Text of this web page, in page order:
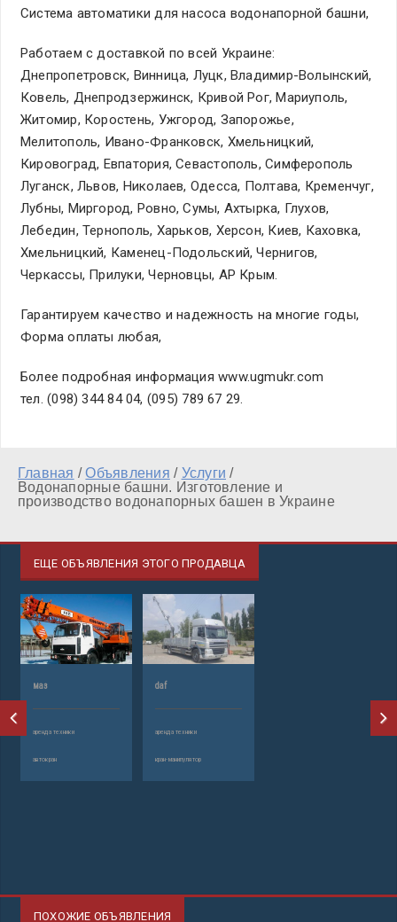
Система автоматики для насоса водонапорной башни,
Работаем с доставкой по всей Украине:
Днепропетровск, Винница, Луцк, Владимир-Волынский,
Ковель, Днепродзержинск, Кривой Рог, Мариуполь,
Житомир, Коростень, Ужгород, Запорожье,
Мелитополь, Ивано-Франковск, Хмельницкий,
Кировоград, Евпатория, Севастополь, Симферополь
Луганск, Львов, Николаев, Одесса, Полтава, Кременчуг,
Лубны, Миргород, Ровно, Сумы, Ахтырка, Глухов,
Лебедин, Тернополь, Харьков, Херсон, Киев, Каховка,
Хмельницкий, Каменец-Подольский, Чернигов,
Черкассы, Прилуки, Черновцы, АР Крым.
Гарантируем качество и надежность на многие годы,
Форма оплаты любая,
Более подробная информация www.ugmukr.com
тел. (098) 344 84 04, (095) 789 67 29.
Главная /Объявления / Услуги /
Водонапорные башни. Изготовление и
производство водонапорных башен в Украине
ЕЩЕ ОБЪЯВЛЕНИЯ ЭТОГО ПРОДАВЦА
маз
аренда техники
автокран
daf
аренда техники
кран-манипулятор
ПОХОЖИЕ ОБЪЯВЛЕНИЯ